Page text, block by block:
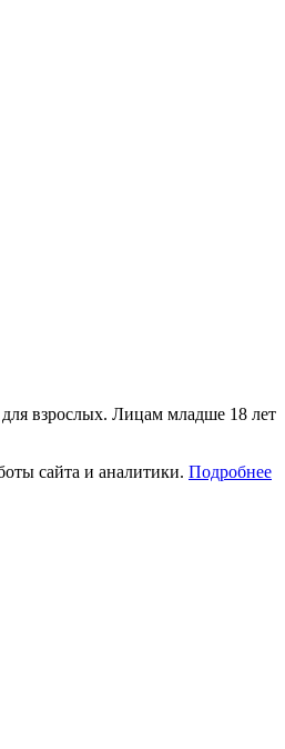
взрослых. Лицам младше 18 лет
сайта и аналитики. Подробнее